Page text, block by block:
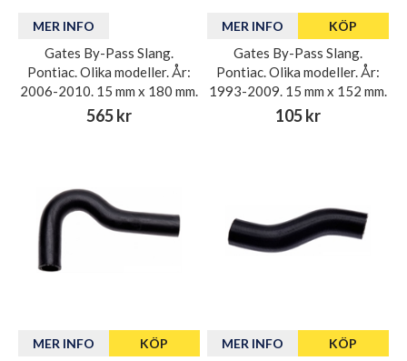
MER INFO
Gates By-Pass Slang.
Pontiac. Olika modeller. År:
2006-2010. 15 mm x 180 mm.
565 kr
MER INFO KÖP
Gates By-Pass Slang.
Pontiac. Olika modeller. År:
1993-2009. 15 mm x 152 mm.
105 kr
MER INFO KÖP MER INFO KÖP